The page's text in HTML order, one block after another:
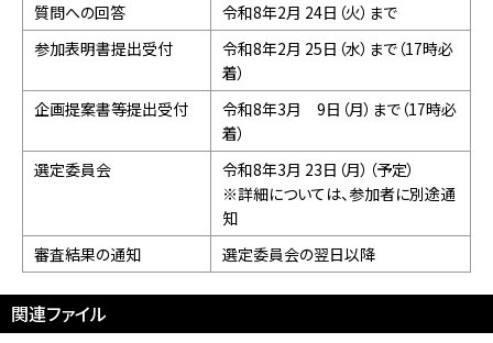
質問への回答
令和8年2月 24日（火）まで
参加表明書提出受付
令和8年2月 25日（水）まで（17時必
着）
企画提案書等提出受付
令和8年3月 9日（月）まで（17時必
着）
選定委員会
令和8年3月 23日（月）（予定）
※詳細については、参加者に別途通
知
審査結果の通知
選定委員会の翌日以降
関連ファイル